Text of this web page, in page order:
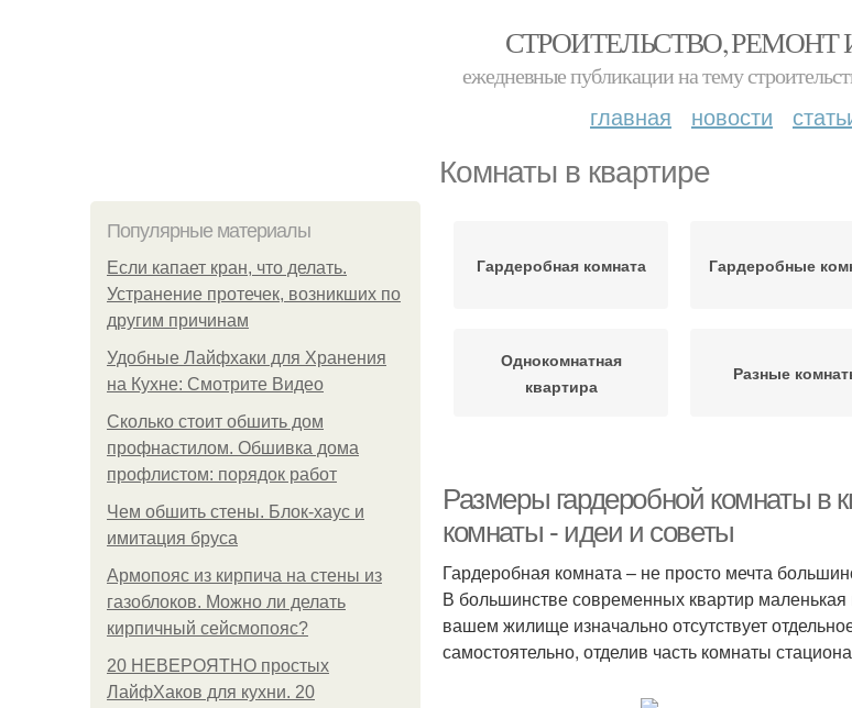
СТРОИТЕЛЬСТВО, РЕМОНТ
ежедневные публикации на тему
главная новости
Комнаты в квартире
Популярные материалы
Если капает кран, что делать.
Устранение протечек, возникших по
другим причинам
Удобные Лайфхаки для Хранения
на Кухне: Смотрите Видео
Сколько стоит обшить дом
профнастилом. Обшивка дома
профлистом: порядок работ
Чем обшить стены. Блок-хаус и
имитация бруса
Армопояс из кирпича на стены из
газоблоков. Можно ли делать
кирпичный сейсмопояс?
20 НЕВЕРОЯТНО простых
ЛайфХаков для кухни. 20
Гардеробная комната Гардеробные
Однокомнатная
квартира
Разные
Размеры гардеробной комнаты в
комнаты - идеи и советы
Гардеробная комната – не просто мечта
В большинстве современных квартир
вашем жилище изначально отсутствует
самостоятельно, отделив часть комнаты